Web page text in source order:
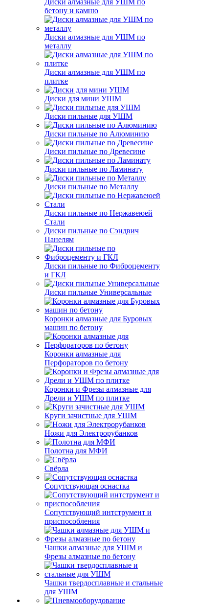
Диски алмазные для УШМ по
бетону и камню
Диски алмазные для УШМ по
металлу
Диски алмазные для УШМ по
плитке
Диски для мини УШМ
Диски пильные для УШМ
Диски пильные по Алюминию
Диски пильные по Древесине
Диски пильные по Ламинату
Диски пильные по Металлу
Диски пильные по Нержавеюей
Стали
Диски пильные по Сэндвич
Панелям
Диски пильные по Фиброцементу
и ГКЛ
Диски пильные Универсальные
Коронки алмазные для Буровых
машин по бетону
Коронки алмазные для
Перфораторов по бетону
Коронки и Фрезы алмазные для
Дрели и УШМ по плитке
Круги зачистные для УШМ
Ножи для Электрорубанков
Полотна для МФИ
Свёрла
Сопутствующая оснастка
Сопутствующий интструмент и
приспособления
Чашки алмазные для УШМ и
Фрезы алмазные по бетону
Чашки твердосплавные и стальные
для УШМ